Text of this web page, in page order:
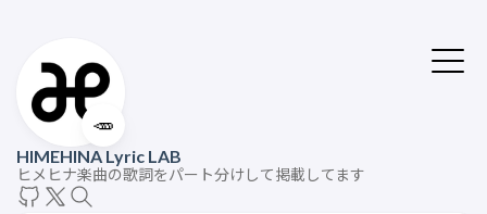
🥕
HIMEHINA Lyric LAB
ヒメヒナ楽曲の歌詞をパート分けして掲載してます